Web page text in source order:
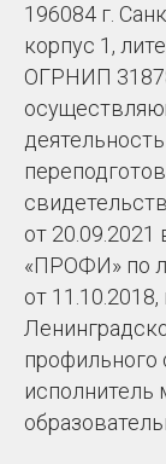
196084 г.
корпус 1,
ОГРНИП
от
«ПРОФИ» по
от
профильного
исполнитель